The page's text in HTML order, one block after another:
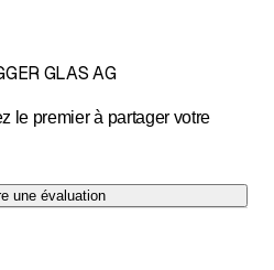
GLAS AG
le premier à partager votre
une évaluation